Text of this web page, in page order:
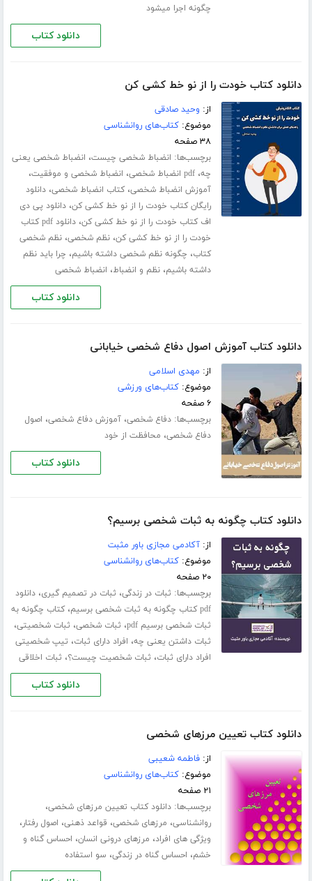
چگونه اجرا میشود
دانلود کتاب
دانلود کتاب خودت را از نو خط کشی کن
از: وحید صادقی
موضوع:کتاب‌های روانشناسی
۳۸ صفحه
برچسب‌ها: انضباط شخصی چیست، انضباط شخصی یعنی
چه،pdf انضباط شخصی ، انضباط شخصی و موفقیت،
آموزش انضباط شخصی،کتاب انضباط شخصی،دانلود
رایگان کتاب خودت را از نو خط کشی کن،دانلود پی دی
اف کتاب خودت را از نو خط کشی کن،
دانلود pdf کتاب
خودت را از نو خط کشی کن،نظم شخصی،نظم شخصی
کتاب، چگونه نظم شخصی داشته باشیم، چرا باید نظم
داشته باشیم،نظم و انضباط، انضباط شخصی
دانلود کتاب
دانلود کتاب آموزش اصول دفاع شخصی خیابانی
از: مهدی اسلامی
موضوع:کتاب‌های ورزشی
۶ صفحه
برچسب‌ها:دفاع شخصی،آموزش دفاع شخصی، اصول
دفاع شخصی، محافظت از خود
دانلود کتاب
دانلود کتاب چگونه به ثبات شخصی برسیم؟
از:آکادمی مجازی باور مثبت
موضوع:کتاب‌های روانشناسی
۲۰ صفحه
برچسب‌ها: ثبات در زندگی، ثبات در تصمیم گیری،دانلود
pdf کتاب چگونه به ثبات شخصی برسیم
،کتاب چگونه به
ثبات شخصی برسیم pdf
، ثبات شخصی، ثبات شخصیتی،
ثبات داشتن یعنی چه، افراد دارای ثبات، تیپ شخصیتی
افراد دارای ثبات، ثبات شخصیت چیست؟، ثبات اخلاقی
دانلود کتاب
دانلود کتاب تعیین مرزهای شخصی
از:فاطمه شعیبی
موضوع:کتاب‌های روانشناسی
۲۱ صفحه
برچسب‌ها:دانلود کتاب تعیین مرزهای شخصی،
روانشناسی، مرزهای شخصی، قواعد ذهنی، اصول رفتار،
ویژگی‌ های افراد، مرزهای درونی انسان، احساس گناه و
خشم، احساس گناه در زندگی، سو استفاده